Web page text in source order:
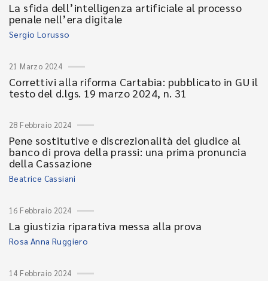
La sfida dell’intelligenza artificiale al processo
penale nell’era digitale
Sergio Lorusso
21 Marzo 2024
Correttivi alla riforma Cartabia: pubblicato in GU il
testo del d.lgs. 19 marzo 2024, n. 31
28 Febbraio 2024
Pene sostitutive e discrezionalità del giudice al
banco di prova della prassi: una prima pronuncia
della Cassazione
Beatrice Cassiani
16 Febbraio 2024
La giustizia riparativa messa alla prova
Rosa Anna Ruggiero
14 Febbraio 2024